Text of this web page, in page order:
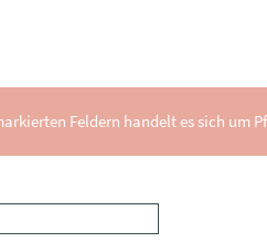
Feldern handelt es sich um